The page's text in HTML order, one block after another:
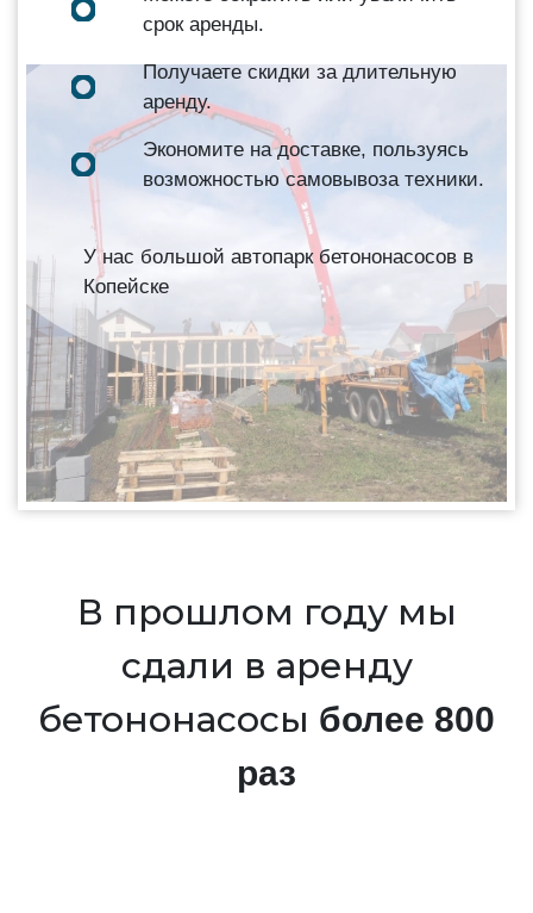
срок аренды.
Получаете скидки за длительную
аренду.
Экономите на доставке, пользуясь
возможностью самовывоза техники.
У нас большой автопарк бетононасосов в
Копейске
В прошлом году мы
сдали в аренду
бетононасосы более 800
раз